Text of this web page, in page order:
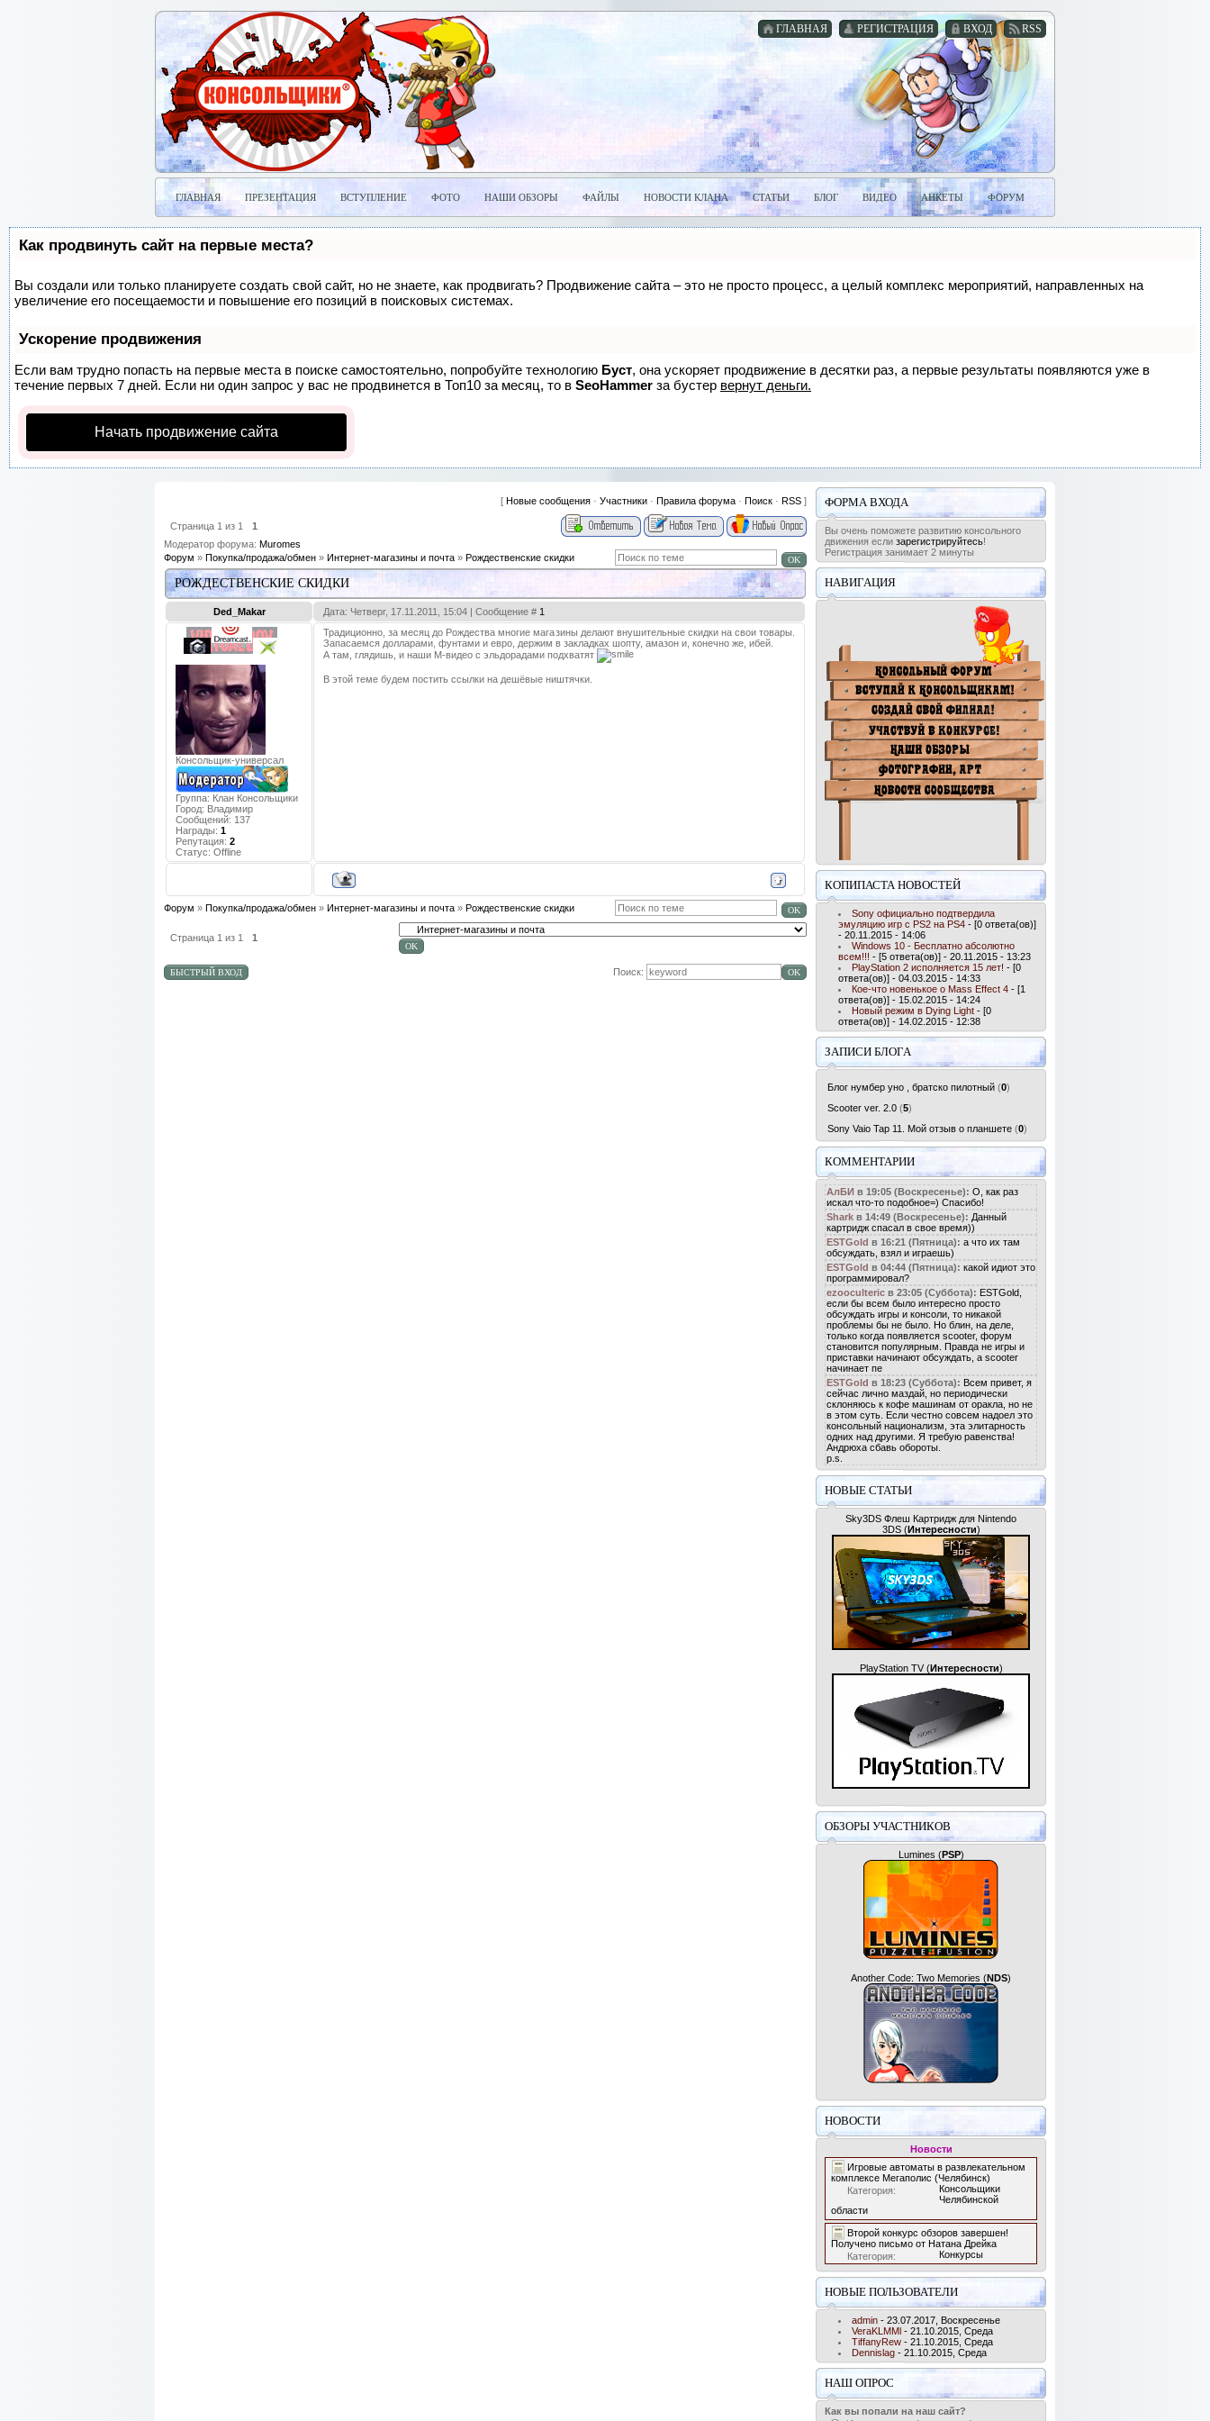
RSS
ВХОД
РЕГИСТРАЦИЯ
ГЛАВНАЯ
ГЛАВНАЯ ПРЕЗЕНТАЦИЯ ВСТУПЛЕНИЕ ФОТО НАШИ ОБЗОРЫ ФАЙЛЫ НОВОСТИ КЛАНА СТАТЬИ БЛОГ ВИДЕО АНКЕТЫ ФОРУМ
Как продвинуть сайт на первые места?
Вы создали или только планируете создать свой сайт, но не знаете, как продвигать? Продвижение сайта – это не просто процесс, а целый комплекс мероприятий, направленных на
увеличение его посещаемости и повышение его позиций в поисковых системах.
Ускорение продвижения
Если вам трудно попасть на первые места в поиске самостоятельно, попробуйте технологию Буст, она ускоряет продвижение в десятки раз, а первые результаты появляются уже в
течение первых 7 дней. Если ни один запрос у вас не продвинется в Топ10 за месяц, то в SeoHammer за бустер вернут деньги.
Начать продвижение сайта
[ Новые сообщения · Участники · Правила форума · Поиск · RSS ]
Страница 1 из 1
1
Модератор форума: Muromes
Форум » Покупка/продажа/обмен » Интернет-магазины и почта » Рождественские скидки
РОЖДЕСТВЕНСКИЕ СКИДКИ
Ded_Makar Дата: Четверг, 17.11.2011, 15:04 | Сообщение # 1
Консольщик-универсал
Группа: Клан Консольщики
Город: Владимир
Сообщений: 137
Награды: 1
Репутация: 2
Статус: Offline
Традиционно, за месяц до Рождества многие магазины делают внушительные скидки на свои товары.
Запасаемся долларами, фунтами и евро, держим в закладках шопту, амазон и, конечно же, ибей.
А там, глядишь, и наши М-видео с эльдорадами подхватят
В этой теме будем постить ссылки на дешёвые ништячки.
Форум » Покупка/продажа/обмен » Интернет-магазины и почта » Рождественские скидки
Страница 1 из 1 1
Поиск:
ФОРМА ВХОДА
Вы очень поможете развитию консольного
движения если зарегистрируйтесь!
Регистрация занимает 2 минуты
НАВИГАЦИЯ
КОПИПАСТА НОВОСТЕЙ
Sony официально подтвердила
эмуляцию игр с PS2 на PS4 - [0 ответа(ов)]
- 20.11.2015 - 14:06
Windows 10 - Бесплатно абсолютно
всем!!! - [5 ответа(ов)] - 20.11.2015 - 13:23
PlayStation 2 исполняется 15 лет! - [0
ответа(ов)] - 04.03.2015 - 14:33
Кое-что новенькое о Mass Effect 4 - [1
ответа(ов)] - 15.02.2015 - 14:24
Новый режим в Dying Light - [0
ответа(ов)] - 14.02.2015 - 12:38
ЗАПИСИ БЛОГА
Блог нумбер уно , братско пилотный (0)
Scooter ver. 2.0 (5)
Sony Vaio Tap 11. Мой отзыв о планшете (0)
КОММЕНТАРИИ
АлБИ в 19:05 (Воскресенье): О, как раз
искал что-то подобное=) Спасибо!
Shark в 14:49 (Воскресенье): Данный
картридж спасал в свое время))
ESTGold в 16:21 (Пятница): а что их там
обсуждать, взял и играешь)
ESTGold в 04:44 (Пятница): какой идиот это
программировал?
ezooculteric в 23:05 (Суббота): ESTGold,
если бы всем было интересно просто
обсуждать игры и консоли, то никакой
проблемы бы не было. Но блин, на деле,
только когда появляется scooter, форум
становится популярным. Правда не игры и
приставки начинают обсуждать, а scooter
начинает пе
ESTGold в 18:23 (Суббота): Всем привет, я
сейчас лично маздай, но периодически
склоняюсь к кофе машинам от оракла, но не
в этом суть. Если честно совсем надоел это
консольный национализм, эта элитарность
одних над другими. Я требую равенства!
Андрюха сбавь обороты.
p.s.
НОВЫЕ СТАТЬИ
Sky3DS Флеш Картридж для Nintendo
3DS (Интересности)
PlayStation TV(Интересности)
ОБЗОРЫ УЧАСТНИКОВ
Lumines (PSP)
Another Code: Two Memories (NDS)
НОВОСТИ
Новости
Игровые автоматы в развлекательном
комплексе Мегаполис (Челябинск)
Категория:
Консольщики
Челябинской
области
Второй конкурс обзоров завершен!
Получено письмо от Натана Дрейка
Категория:
Конкурсы
НОВЫЕ ПОЛЬЗОВАТЕЛИ
admin - 23.07.2017, Воскресенье
VeraKLMMl - 21.10.2015, Среда
TiffanyRew - 21.10.2015, Среда
Dennislag - 21.10.2015, Среда
НАШ ОПРОС
Как вы попали на наш сайт?